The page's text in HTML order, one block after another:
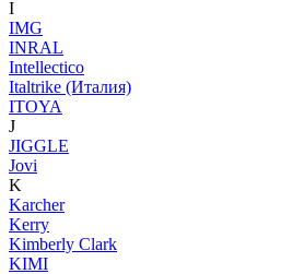
I
IMG
INRAL
Intellectico
Italtrike (Италия)
ITOYA
J
JIGGLE
Jovi
K
Karcher
Kerry
Kimberly Clark
KIMI